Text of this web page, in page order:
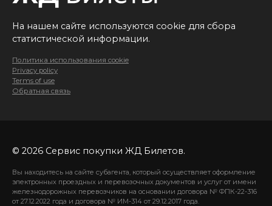
На нашем сайте используются cookie для сбора
статистической информации.
Политика использования cookie
Privacy policy
Terms of use
Обратная связь
© 2026 Сервис покупки ЖД Билетов.
Вы находитесь на сайте субагента, который осуществляет оформление
электронных проездных и перевозочных документов и услуг от имени
железнодорожных перевозчиков на основании договора № ФПК-22-316
от 27.12.2022 года и договора № ИМ-314 от 29.12.2017 года.